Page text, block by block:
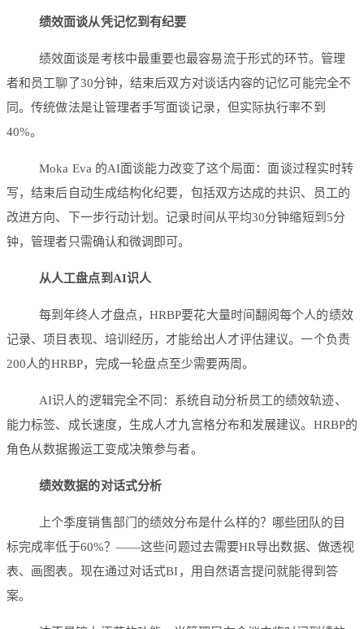
绩效面谈从凭记忆到有纪要
绩效面谈是考核中最重要也最容易流于形式的环节。管理
者和员工聊了30分钟，结束后双方对谈话内容的记忆可能完全不
同。传统做法是让管理者手写面谈记录，但实际执行率不到
40%。
Moka Eva 的AI面谈能力改变了这个局面：面谈过程实时转
写，结束后自动生成结构化纪要，包括双方达成的共识、员工的
改进方向、下一步行动计划。记录时间从平均30分钟缩短到5分
钟，管理者只需确认和微调即可。
从人工盘点到AI识人
每到年终人才盘点，HRBP要花大量时间翻阅每个人的绩效
记录、项目表现、培训经历，才能给出人才评估建议。一个负责
200人的HRBP，完成一轮盘点至少需要两周。
AI识人的逻辑完全不同：系统自动分析员工的绩效轨迹、
能力标签、成长速度，生成人才九宫格分布和发展建议。HRBP的
角色从数据搬运工变成决策参与者。
绩效数据的对话式分析
上个季度销售部门的绩效分布是什么样的？哪些团队的目
标完成率低于60%？——这些问题过去需要HR导出数据、做透视
表、画图表。现在通过对话式BI，用自然语言提问就能得到答
案。